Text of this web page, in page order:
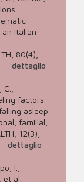
Italian
80(4),
- dettaglio
factors
asleep
familial,
12(3),
- dettaglio
I.,
et al.